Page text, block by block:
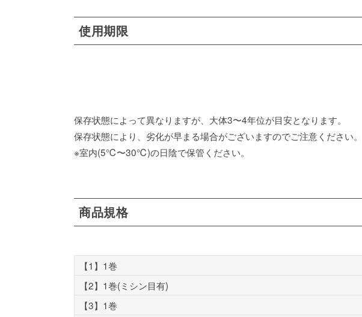
使用期限
保存状態によって異なりますが、大体3〜4年位が目安となります。
保存状態により、劣化が早まる場合がございますのでご注意ください。
※室内(5℃〜30℃)の日陰で保管ください。
商品規格
【1】1巻
【2】1巻(ミシン目有)
【3】1巻